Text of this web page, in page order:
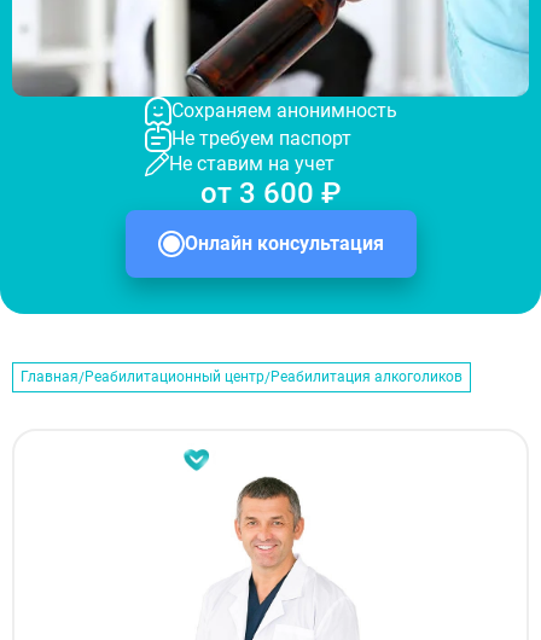
Сохраняем анонимность
Не требуем паспорт
Не ставим на учет
Онлайн консультация
от 3 600 ₽
Главная Реабилитационный центр Реабилитация алкоголиков